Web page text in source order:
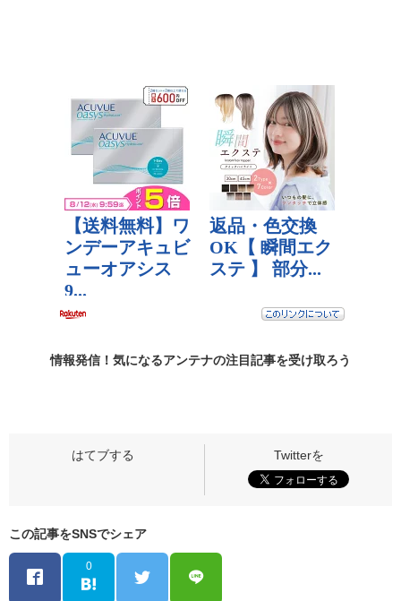
情報発信！気になるアンテナの注目記事を受け取ろう
この記事をSNSでシェア
0